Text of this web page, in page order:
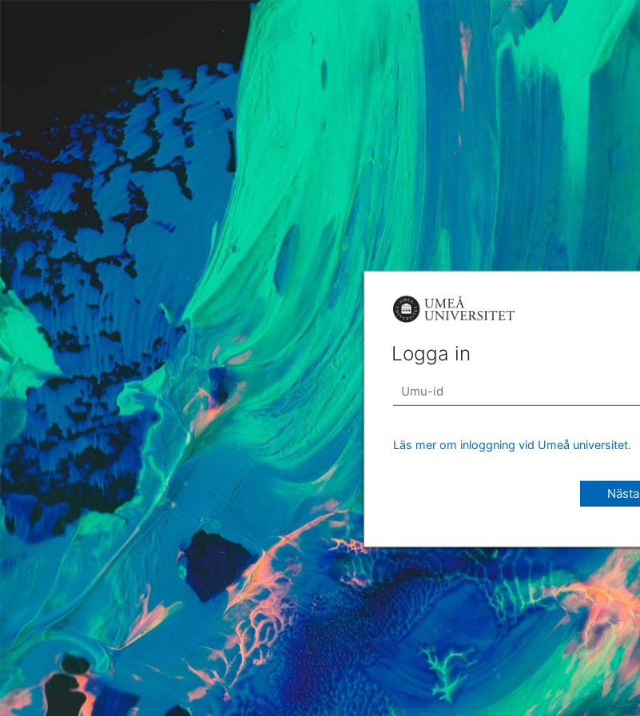
Logga in
Läs mer om inloggning vid Umeå universitet.
Nästa